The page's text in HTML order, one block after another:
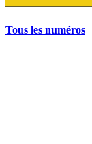
Tous les numéros